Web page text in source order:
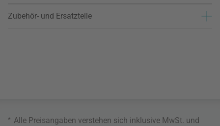
Zubehör- und Ersatzteile
* Alle Preisangaben verstehen sich inklusive MwSt. und